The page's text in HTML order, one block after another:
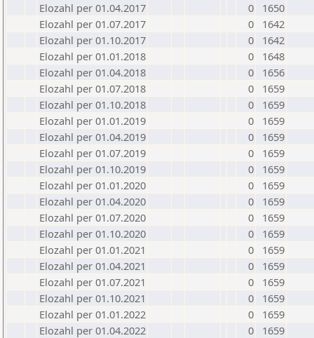
Elozahl per 01.04.2017
0
1650
Elozahl per 01.07.2017
0
1642
Elozahl per 01.10.2017
0
1642
Elozahl per 01.01.2018
0
1648
Elozahl per 01.04.2018
0
1656
Elozahl per 01.07.2018
0
1659
Elozahl per 01.10.2018
0
1659
Elozahl per 01.01.2019
0
1659
Elozahl per 01.04.2019
0
1659
Elozahl per 01.07.2019
0
1659
Elozahl per 01.10.2019
0
1659
Elozahl per 01.01.2020
0
1659
Elozahl per 01.04.2020
0
1659
Elozahl per 01.07.2020
0
1659
Elozahl per 01.10.2020
0
1659
Elozahl per 01.01.2021
0
1659
Elozahl per 01.04.2021
0
1659
Elozahl per 01.07.2021
0
1659
Elozahl per 01.10.2021
0
1659
Elozahl per 01.01.2022
0
1659
Elozahl per 01.04.2022
0
1659